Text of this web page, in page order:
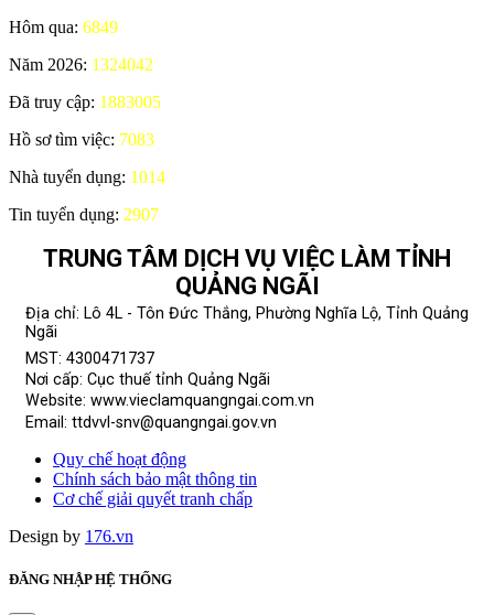
Hôm qua: 6849
Năm 2026: 1324042
Đã truy cập: 1883005
Hồ sơ tìm việc: 7083
Nhà tuyển dụng: 1014
Tin tuyển dụng: 2907
TRUNG TÂM DỊCH VỤ VIỆC LÀM TỈNH
QUẢNG NGÃI
Địa chỉ: Lô 4L - Tôn Đức Thắng, Phường Nghĩa Lộ, Tỉnh Quảng
Ngãi
MST: 4300471737
Nơi cấp: Cục thuế tỉnh Quảng Ngãi
Website: www.vieclamquangngai.com.vn
Email: ttdvvl-snv@quangngai.gov.vn
Quy chế hoạt động
Chính sách bảo mật thông tin
Cơ chế giải quyết tranh chấp
Design by 176.vn
ĐĂNG NHẬP HỆ THỐNG